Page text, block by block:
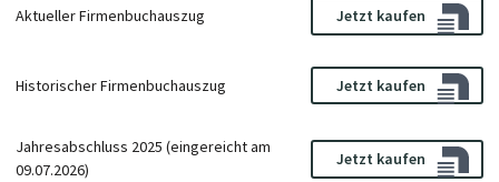
Aktueller Firmenbuchauszug Jetzt kaufen
Historischer Firmenbuchauszug Jetzt kaufen
Jahresabschluss 2025 (eingereicht am
09.07.2026)
Jetzt kaufen